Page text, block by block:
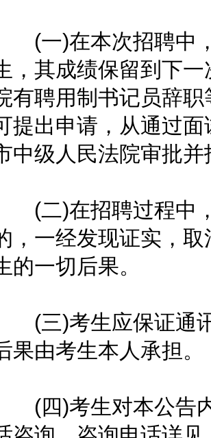
(一)在本次招聘中，
，其成绩保留到下
有聘用制书记员辞
提出申请，从通过
中级人民法院审批
(二)在招聘过程中，
，一经发现证实，
的一切后果。
(三)考生应保证通讯
果由考生本人承担。
(四)考生对本公告内